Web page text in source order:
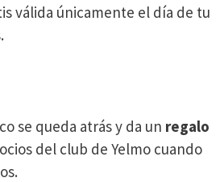
válida únicamente el día de tu
se queda atrás y da un regalo
del club de Yelmo cuando